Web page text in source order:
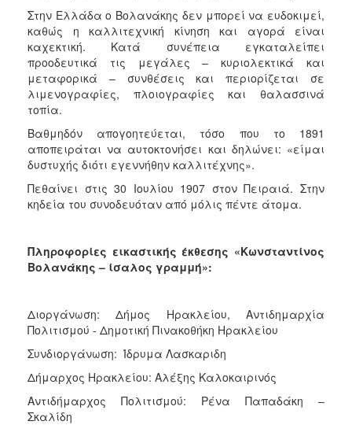
Στην Ελλάδα ο Βολανάκης δεν μπορεί να ευδοκιμεί,
καθώς η καλλιτεχνική κίνηση και αγορά είναι
καχεκτική. Κατά συνέπεια εγκαταλείπει
προοδευτικά τις μεγάλες – κυριολεκτικά και
μεταφορικά – συνθέσεις και περιορίζεται σε
λιμενογραφίες, πλοιογραφίες και θαλασσινά
τοπία.
Βαθμηδόν απογοητεύεται, τόσο που το 1891
αποπειράται να αυτοκτονήσει και δηλώνει: «είμαι
δυστυχής διότι εγεννήθην καλλιτέχνης».
Πεθαίνει στις 30 Ιουλίου 1907 στον Πειραιά. Στην
κηδεία του συνοδευόταν από μόλις πέντε άτομα.
Πληροφορίες εικαστικής έκθεσης «Κωνσταντίνος
Βολανάκης – ίσαλος γραμμή»:
Διοργάνωση: Δήμος Ηρακλείου, Αντιδημαρχία
Πολιτισμού - Δημοτική Πινακοθήκη Ηρακλείου
Συνδιοργάνωση: Ίδρυμα Λασκαριδη
Δήμαρχος Ηρακλείου: Αλέξης Καλοκαιρινός
Αντιδήμαρχος Πολιτισμού: Ρένα Παπαδάκη –
Σκαλίδη